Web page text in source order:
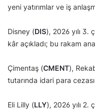
yeni yatırımlar ve iş
Disney (DIS), 2026 yılı 3.
kâr açıkladı; bu rakam
Çimentaş (CMENT),
tutarında idari para
Eli Lilly (LLY), 2026 yılı 2.